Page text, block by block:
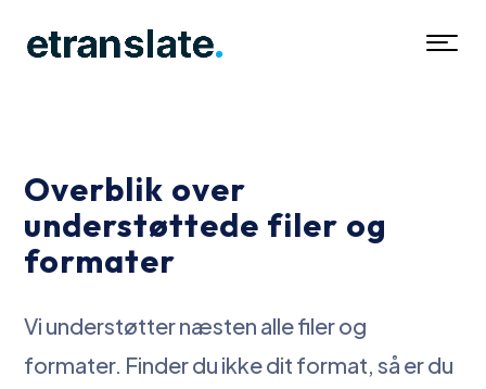
Overblik over
understøttede filer og
formater
Vi understøtter næsten alle filer og
formater. Finder du ikke dit format, så er du